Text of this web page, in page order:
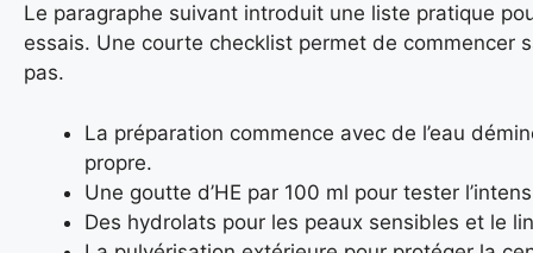
Le paragraphe suivant introduit une liste pratique
essais. Une courte checklist permet de commencer
pas.
La préparation commence avec de l’eau
propre.
Une goutte d’HE par 100 ml pour tester
Des hydrolats pour les peaux sensibles et le